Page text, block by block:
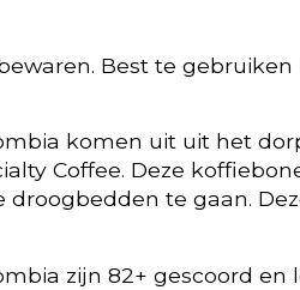
Best te gebruiken
komen uit uit het
Coffee. Deze
droogbedden te gaan.
zijn 82+ gescoord